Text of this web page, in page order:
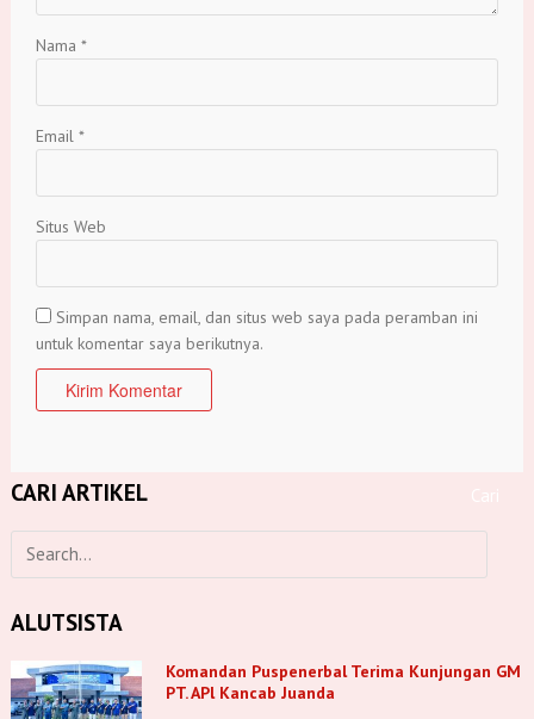
Nama *
Email *
Situs Web
Simpan nama, email, dan situs web saya pada peramban ini
untuk komentar saya berikutnya.
CARI ARTIKEL
ALUTSISTA
Komandan Puspenerbal Terima Kunjungan GM
PT. APl Kancab Juanda